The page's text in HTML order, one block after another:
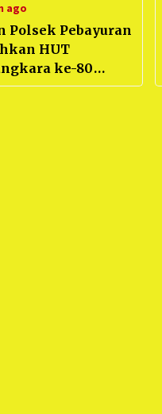
ago
Polsek Pebayuran
HUT
ke-80
Voli